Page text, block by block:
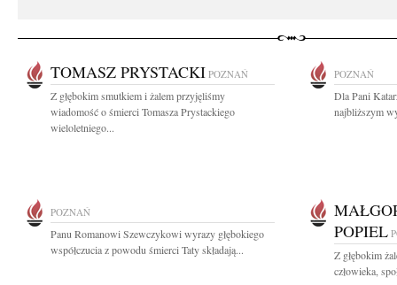
TOMASZ PRYSTACKI POZNAŃ
Z głębokim smutkiem i żalem przyjęliśmy
wiadomość o śmierci Tomasza Prystackiego
wieloletniego...
POZNAŃ
Dla Pani
najbliższym
POZNAŃ
Panu Romanowi Szewczykowi wyrazy głębokiego
współczucia z powodu śmierci Taty składają...
POPIEL
Z głębokim
człowieka,